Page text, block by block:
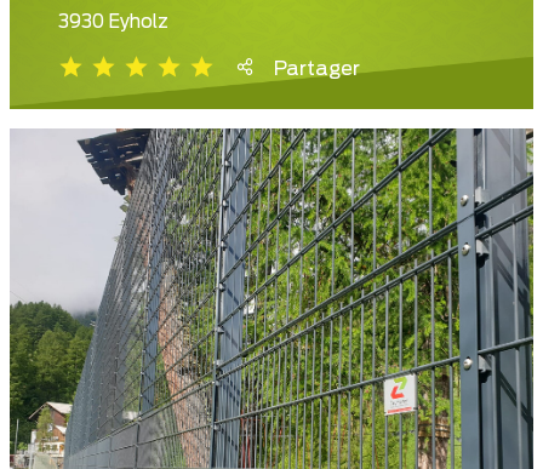
3930 Eyholz
Partager